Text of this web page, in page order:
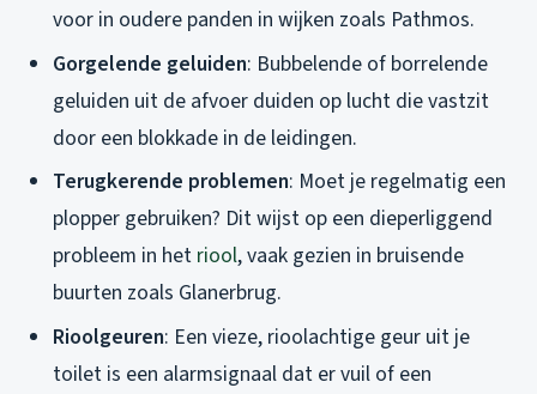
voor in oudere panden in wijken zoals Pathmos.
Gorgelende geluiden: Bubbelende of borrelende
geluiden uit de afvoer duiden op lucht die vastzit
door een blokkade in de leidingen.
Terugkerende problemen: Moet je regelmatig een
plopper gebruiken? Dit wijst op een dieperliggend
probleem in het riool, vaak gezien in bruisende
buurten zoals Glanerbrug.
Rioolgeuren: Een vieze, rioolachtige geur uit je
toilet is een alarmsignaal dat er vuil of een